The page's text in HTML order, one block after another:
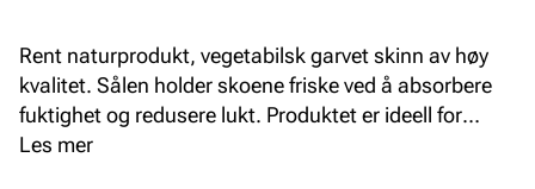
Rent naturprodukt, vegetabilsk garvet skinn av høy
kvalitet. Sålen holder skoene friske ved å absorbere
fuktighet og redusere lukt. Produktet er ideell for
forretningssko og klassiske herresko.
Les mer